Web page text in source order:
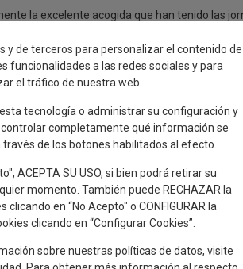
la excelente acogida que han tenido las
con Visitas Talavera y que ha permitido
completándose el aforo disponible
a los tramos de la muralla de El Charcón y
menos conocidos de su construcción y
y de quienes nos visitan demuestra el
oportunidad única para descubrir una parte
tremendamente orgullosos”.
motor de desarrollo para la ciudad: “Desde
y de terceros para personalizar el contenido de
funcionalidades a las redes sociales y para
el tráfico de nuestra web.
tecnología o administrar su configuración y
completamente qué información se
de los botones habilitados al efecto.
ACEPTA SU USO, si bien podrá retirar su
momento. También puede RECHAZAR la
clicando en “No Acepto" o CONFIGURAR la
clicando en “Configurar Cookies”.
sobre nuestras políticas de datos, visite